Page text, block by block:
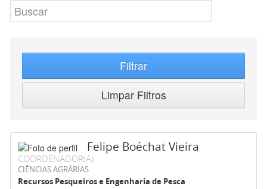
Filtrar
Limpar Filtros
Felipe Boéchat Vieira
COORDENADOR(A)
CIÊNCIAS AGRÁRIAS
Recursos Pesqueiros e Engenharia de Pesca